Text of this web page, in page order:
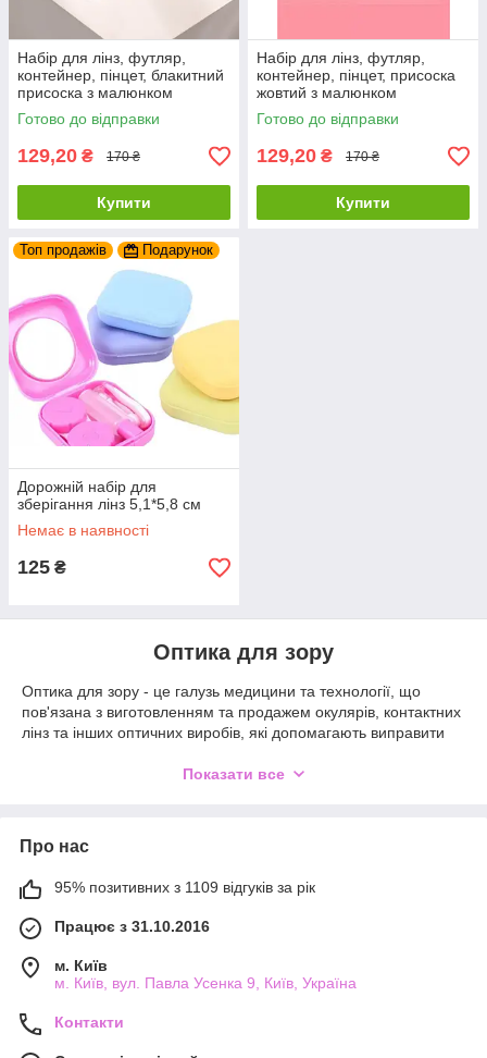
Набір для лінз, футляр,
контейнер, пінцет, блакитний
присоска з малюнком
6.5*4*2см,
Готово до відправки
129,20 ₴ 170 ₴
Купити
Набір для лінз, футляр,
контейнер, пінцет, присоска
жовтий з малюнком
6.5*4*2см,
Готово до відправки
129,20 ₴ 170 ₴
Купити
Топ продажів Подарунок
Дорожній набір для
зберігання лінз 5,1*5,8 см
Немає в наявності
125 ₴
Оптика для зору
Оптика для зору - це галузь медицини та технології, що
пов'язана з виготовленням та продажем окулярів, контактних
лінз та інших оптичних виробів, які допомагають виправити
Окуляри - це оптичні вироби, які складаються з оправи та
близькозорості, далекозорості, астигматизму та інших
Контактні лінзи - це тонкі лінзи, які надягаються на око для
корекції зору. Вони можуть бути жорсткі або м'які, залежно від
потреб та уподобань пацієнта. Контактні лінзи забезпечують
більший кут огляду, ніж окуляри, та можуть бути зручнішими
для активних людей або для тих, хто не хоче носити окуляри.
матеріалів, таких як пластик, скло або полімери, які мають
Показати все
Про нас
95% позитивних з 1109 відгуків за рік
Працює з 31.10.2016
м. Київ
м. Київ, вул. Павла Усенка 9, Київ, Україна
Контакти